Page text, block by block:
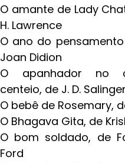
O amante de Lady
H. Lawrence
O ano do
Joan Didion
O apanhador no
centeio, de J. D. Salinger
O bebê de Rosemary,
O Bhagava Gita, de
O bom soldado, de
Ford